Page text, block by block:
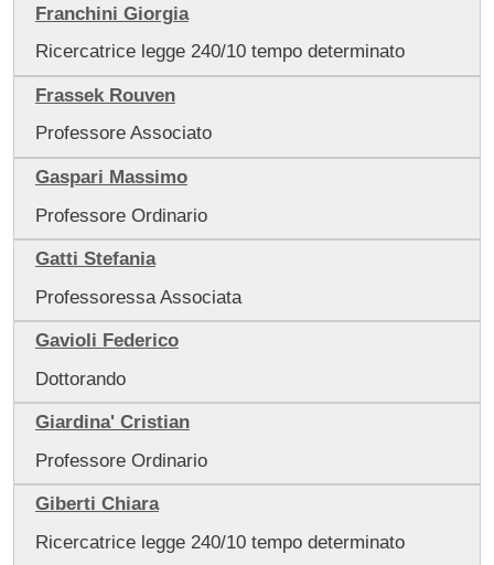
Franchini Giorgia
Ricercatrice legge 240/10 tempo determinato
Frassek Rouven
Professore Associato
Gaspari Massimo
Professore Ordinario
Gatti Stefania
Professoressa Associata
Gavioli Federico
Dottorando
Giardina' Cristian
Professore Ordinario
Giberti Chiara
Ricercatrice legge 240/10 tempo determinato